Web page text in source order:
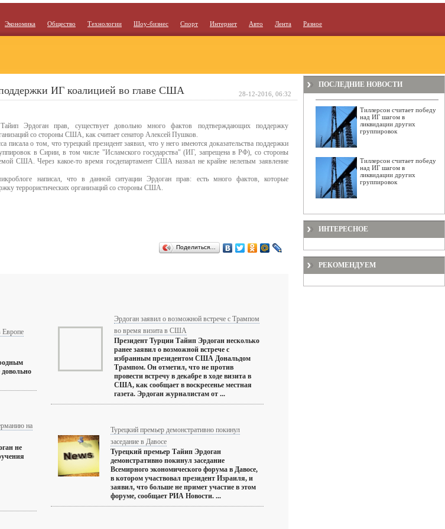
Экономика Общество Технологии Шоу-бизнес Спорт Интернет Авто Лента Разное
ИГ коалицией во главе США
Эрдоган прав, существует довольно много фактов подтверждающих поддержку
со стороны США, как считает сенатор Алексей Пушков.
писала о том, что турецкий президент заявил, что у него имеются доказательства поддержки
в Сирии, в том числе "Исламского государства" (ИГ, запрещена в РФ), со стороны
США. Через какое-то время госдепартамент США назвал не крайне нелепым заявление
написал, что в данной ситуации Эрдоган прав: есть много фактов, которые
террористических организаций со стороны США.
Поделиться…
Европе
Эрдоган заявил о возможной встрече с Трампом
во время визита в США
Президент Турции Тайип Эрдоган несколько
ранее заявил о возможной встрече с
избранным президентом США Дональдом
Трампом. Он отметил, что не против
провести встречу в декабре в ходе визита в
США, как сообщает в воскресенье местная
газета. Эрдоган журналистам от ...
на
не
Турецкий премьер демонстративно покинул
заседание в Давосе
Турецкий премьер Тайип Эрдоган
демонстративно покинул заседание
Всемирного экономического форума в Давосе,
в котором участвовал президент Израиля, и
заявил, что больше не примет участие в этом
форуме, сообщает РИА Новости. ...
28-12-2016, 06:32
ПОСЛЕДНИЕ НОВОСТИ
Тиллерсон считает победу
над ИГ шагом в
ликвидации других
группировок
Тиллерсон считает победу
над ИГ шагом в
ликвидации других
группировок
ИНТЕРЕСНОЕ
РЕКОМЕНДУЕМ